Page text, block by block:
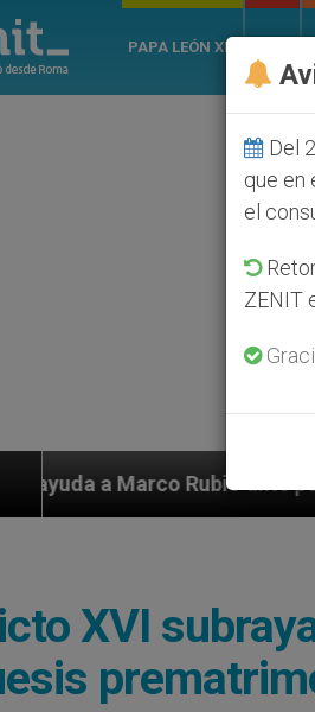
PAPA LEÓN XIV
ante persecución de
XVI
Del
que en
el
ZENIT